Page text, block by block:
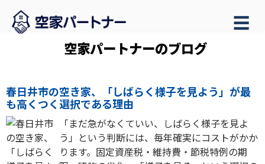
☰
空家パートナーのブログ
春日井市の空き家、「しばらく様子を見よう」が最
も高くつく選択である理由
「まだ急がなくていい、しばらく様子を見よ
う」という判断には、毎年確実にコストがかか
ります。固定資産税・維持費・節税特例の期